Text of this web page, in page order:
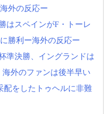
外の反応ー
はスペインがF・トーレ
勝利ー海外の反応ー
準決勝、イングランドは
外のファンは後半早い
配をしたトゥヘルに非難